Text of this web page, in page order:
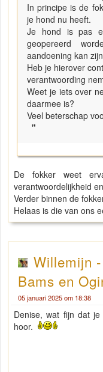
In principe is de
je hond nu heeft.
Je hond is pas
geopereerd
aandoening kan
Heb je hierover
verantwoording
Weet je iets over
daarmee is?
Veel beterschap
"
De fokker weet
verantwoordelijkheid
Verder binnen de
Helaas is die van ons
Willemijn
Bams en
05 januari 2025 om 18:38
Denise, wat fijn dat
hoor.